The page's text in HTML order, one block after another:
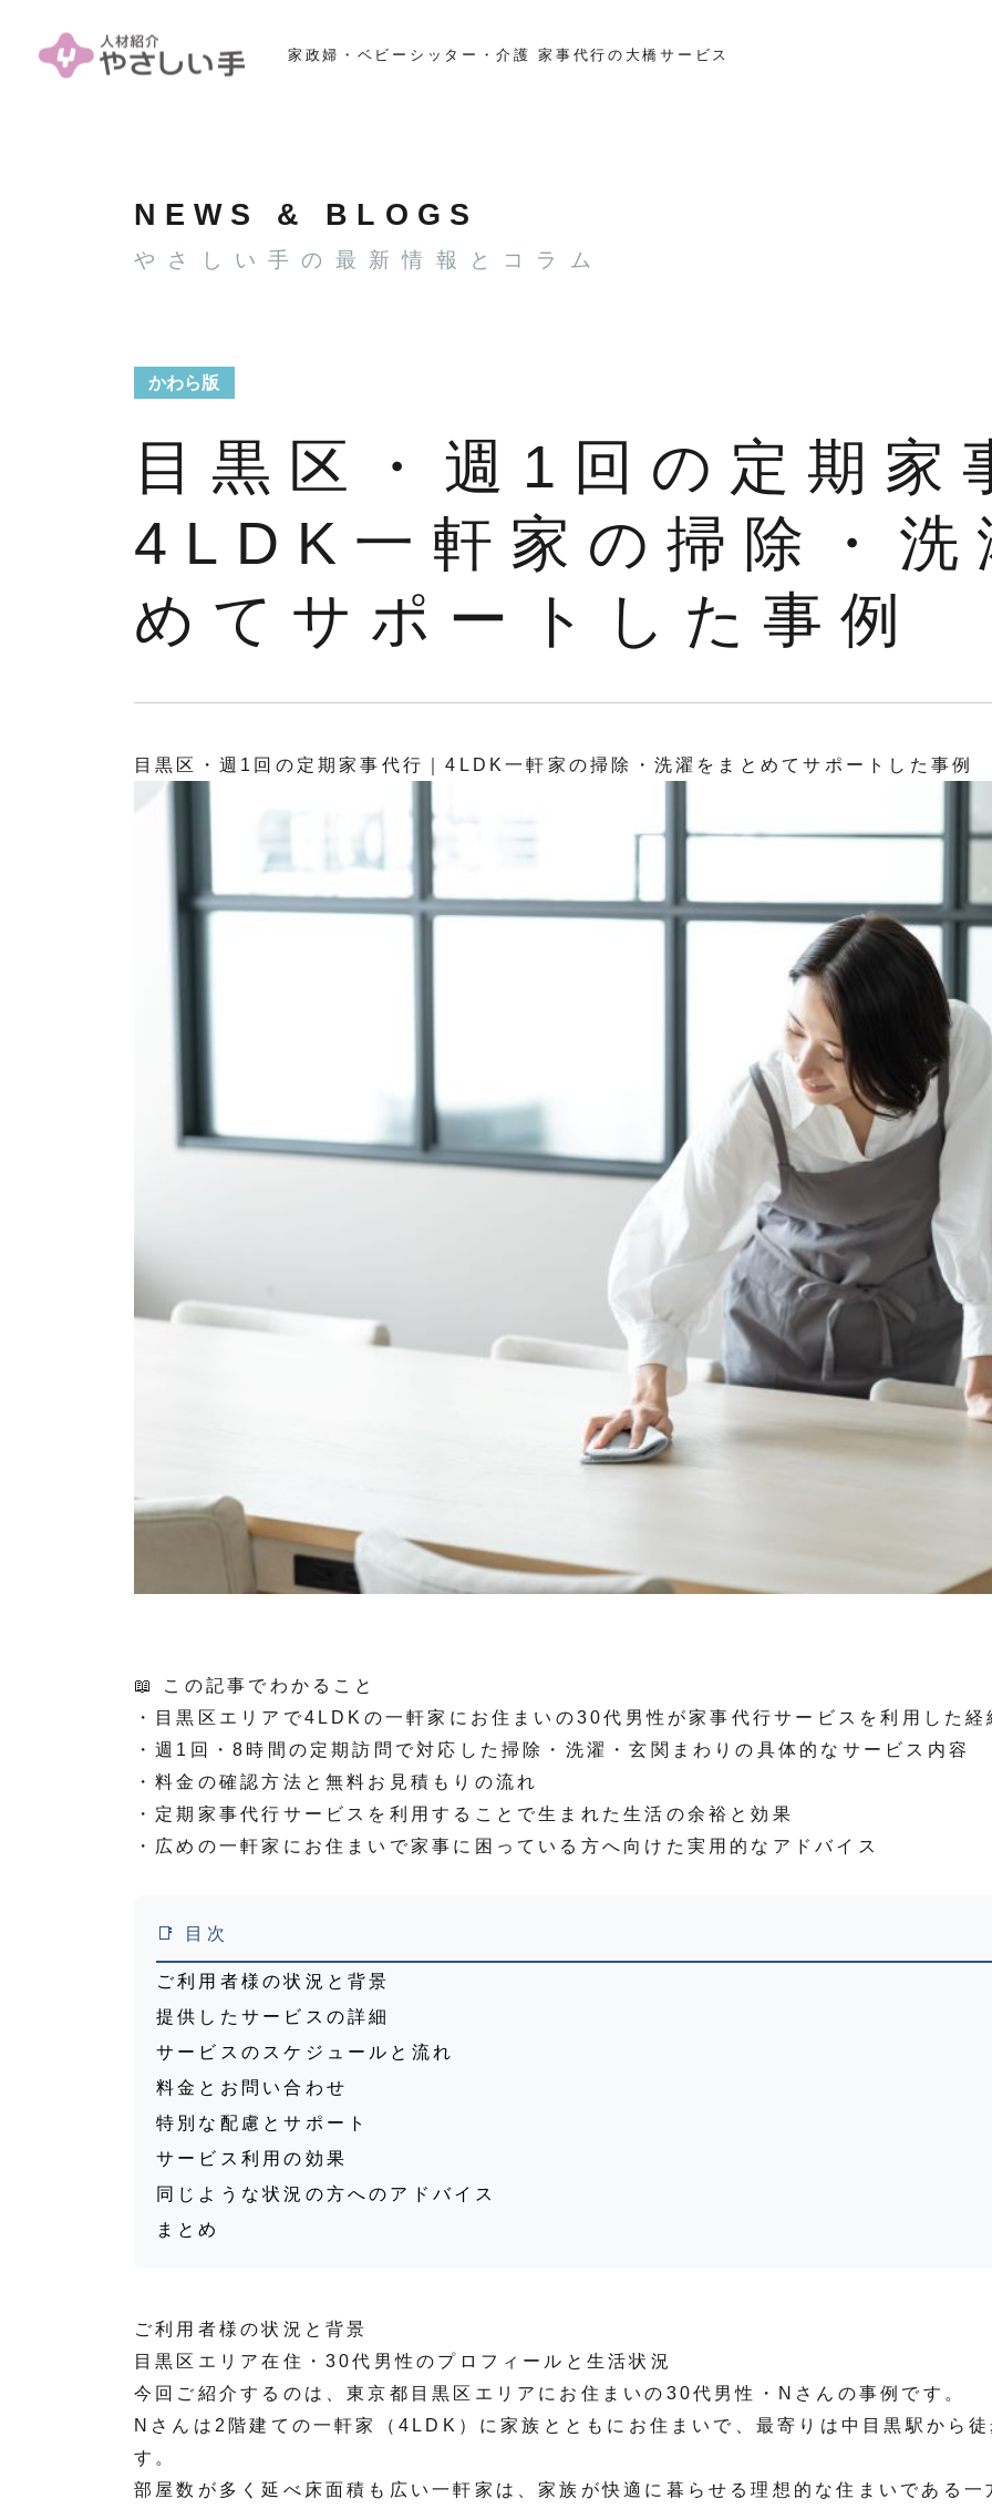
家政婦・ベビーシッター・介護 家事代行の大橋サービス
NEWS & BLOGS
やさしい手の最新情報とコラム
かわら版
目黒区・週1回の定期家
4LDK一軒家の掃除・
めてサポートした事例
目黒区・週1回の定期家事代行｜4LDK一軒家の掃除・洗濯をまとめてサポートした事例
📖 この記事でわかること
・目黒区エリアで4LDKの一軒家にお住まいの30代男性が家事代行サービスを利用した経
・週1回・8時間の定期訪問で対応した掃除・洗濯・玄関まわりの具体的なサービス内容
・料金の確認方法と無料お見積もりの流れ
・定期家事代行サービスを利用することで生まれた生活の余裕と効果
・広めの一軒家にお住まいで家事に困っている方へ向けた実用的なアドバイス
📑 目次
ご利用者様の状況と背景
提供したサービスの詳細
サービスのスケジュールと流れ
料金とお問い合わせ
特別な配慮とサポート
サービス利用の効果
同じような状況の方へのアドバイス
まとめ
ご利用者様の状況と背景
目黒区エリア在住・30代男性のプロフィールと生活状況
今回ご紹介するのは、東京都目黒区エリアにお住まいの30代男性・Nさんの事例です。
Nさんは2階建ての一軒家（4LDK）に家族とともにお住まいで、最寄りは中目黒駅から
す。
部屋数が多く延べ床面積も広い一軒家は、家族が快適に暮らせる理想的な住まいである